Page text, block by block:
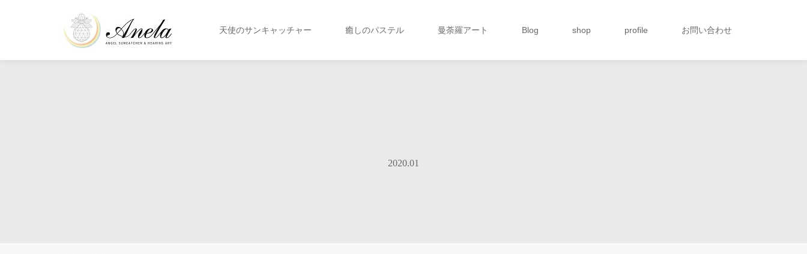
天使のサンキャッチャー 癒しのパステル 曼荼羅アート Blog shop profile お問い合わせ
2020.01